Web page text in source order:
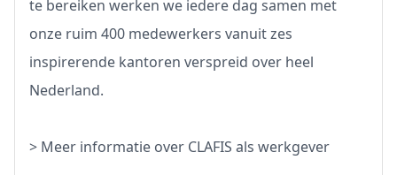
te bereiken werken we iedere dag samen met
onze ruim 400 medewerkers vanuit zes
inspirerende kantoren verspreid over heel
Nederland.
> Meer informatie over CLAFIS als werkgever